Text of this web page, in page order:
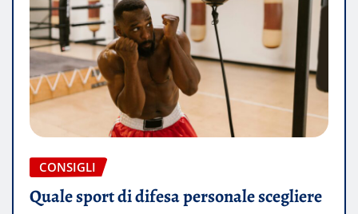
CONSIGLI
Quale sport di difesa personale scegliere